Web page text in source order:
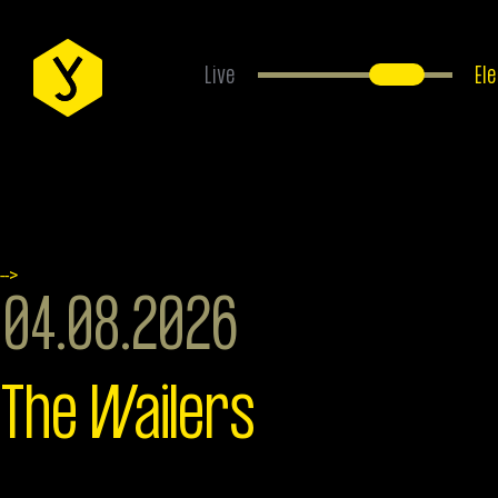
ANFAHRT
FAQS
Live
-->
04.08.2026
The Wailers